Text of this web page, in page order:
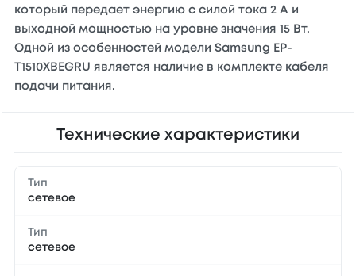
который передает энергию с силой тока 2 А и
выходной мощностью на уровне значения 15 Вт.
Одной из особенностей модели Samsung EP-
T1510XBEGRU является наличие в комплекте кабеля
подачи питания.
Технические характеристики
Тип
сетевое
Тип
сетевое